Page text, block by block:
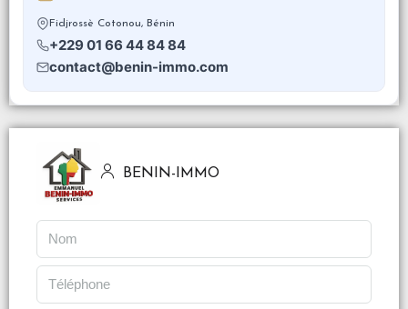
Fidjrossè Cotonou, Bénin
+229 01 66 44 84 84
contact@benin-immo.com
BENIN-IMMO